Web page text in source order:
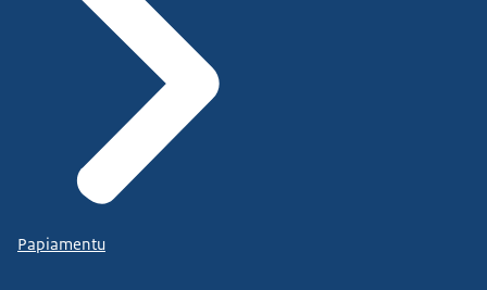
Papiamentu